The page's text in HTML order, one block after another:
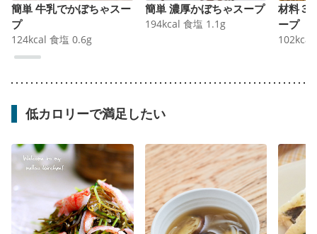
簡単 牛乳でかぼちゃスー
プ
124kcal 食塩 0.6g
簡単 濃厚かぼちゃスープ
194kcal 食塩 1.1 g
材料３
ープ
102kcal
低カロリーで満足したい